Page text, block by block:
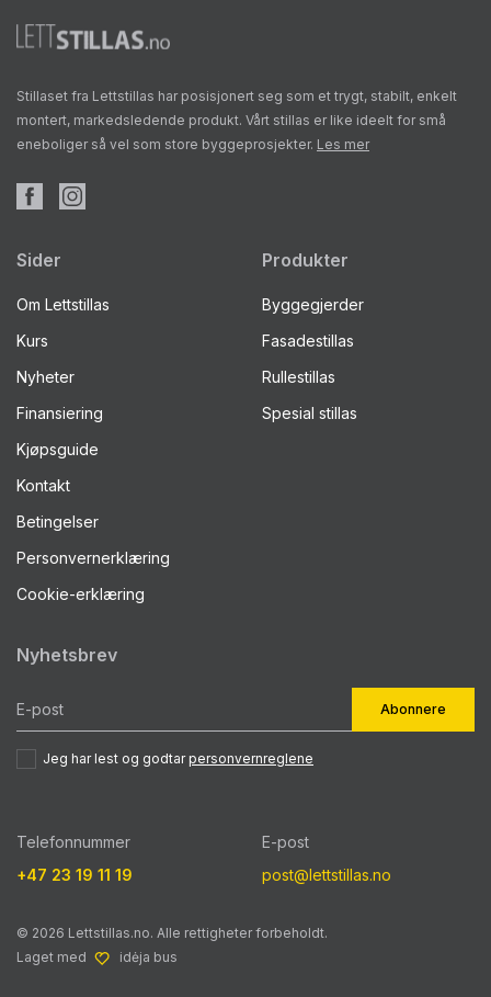
Stillaset fra Lettstillas har posisjonert seg som et trygt, stabilt, enkelt
montert, markedsledende produkt. Vårt stillas er like ideelt for små
eneboliger så vel som store byggeprosjekter. Les mer
Sider
Om Lettstillas
Kurs
Nyheter
Finansiering
Kjøpsguide
Kontakt
Betingelser
Personvernerklæring
Cookie-erklæring
Produkter
Byggegjerder
Fasadestillas
Rullestillas
Spesial stillas
Nyhetsbrev
Abonnere
Jeg har lest og godtarpersonvernreglene
Telefonnummer
+47 23 19 11 19
E-post
post@lettstillas.no
© 2026 Lettstillas.no. Alle rettigheter forbeholdt.
Laget med
idėja bus